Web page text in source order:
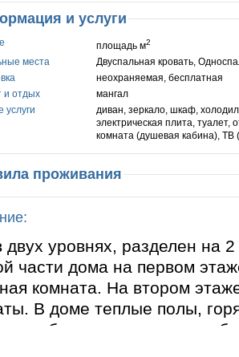
и услуги
площадь м2
места
Двуспальная кровать,
неохраняемая, бесплатная
и отдых
мангал
услуги
диван, зеркало, шкаф,
электрическая плита, туалет,
комната (душевая кабина), ТВ
проживания
уровнях, разделен на
части дома на первом
комната. На втором
В доме теплые полы,
оборудована всем